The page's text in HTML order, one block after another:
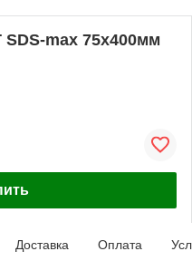
SDS-max 75х400мм
Доставка Оплата